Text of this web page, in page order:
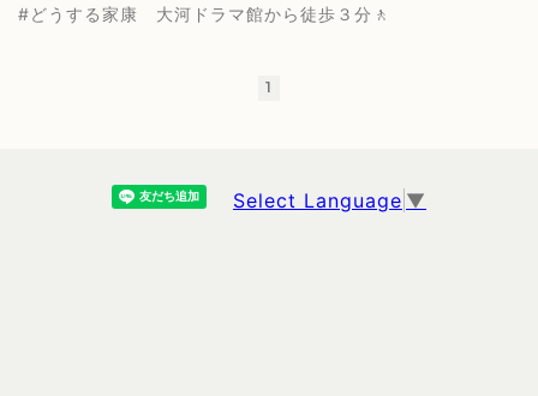
#どうする家康 大河ドラマ館から徒歩３分🚶
1
Select Language ▼